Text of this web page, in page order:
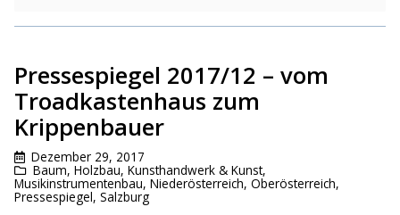
Pressespiegel 2017/12 – vom
Troadkastenhaus zum
Krippenbauer
Dezember 29, 2017
Baum, Holzbau, Kunsthandwerk & Kunst,
Musikinstrumentenbau, Niederösterreich, Oberösterreich,
Pressespiegel, Salzburg